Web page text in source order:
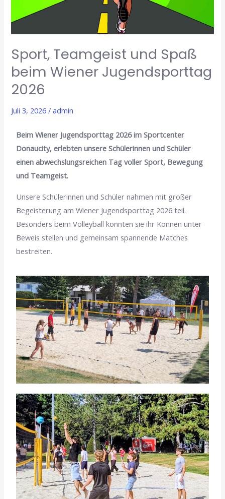
Sport, Teamgeist und Spaß
beim Wiener Jugendsporttag
2026
Juli 3, 2026/admin
Beim Wiener Jugendsporttag 2026 im Sportcenter
Donaucity, erlebten unsere Schülerinnen und Schüler
einen abwechslungsreichen Tag voller Sport, Bewegung
und Teamgeist.
Unsere Schülerinnen und Schüler nahmen mit großer
Begeisterung am Wiener Jugendsporttag 2026 teil.
Besonders beim Volleyball konnten sie ihr Können unter
Beweis stellen und gemeinsam spannende Matches
bestreiten.
Jugendsporttag
2026